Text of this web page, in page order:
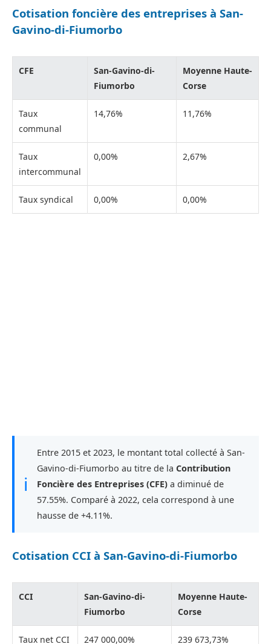
Cotisation foncière des entreprises à San-
Gavino-di-Fiumorbo
CFE
San-Gavino-di-
Fiumorbo
Moyenne Haute-
Corse
Taux
communal
14,76% 11,76%
Taux
intercommunal
0,00% 2,67%
Taux syndical 0,00% 0,00%
ℹ
Entre 2015 et 2023, le montant total collecté à San-
Gavino-di-Fiumorbo au titre de la Contribution
Foncière des Entreprises (CFE) a diminué de
57.55%. Comparé à 2022, cela correspond à une
hausse de +4.11%.
Cotisation CCI à San-Gavino-di-Fiumorbo
CCI
San-Gavino-di-
Fiumorbo
Moyenne Haute-
Corse
Taux net CCI 247 000,00% 239 673,73%